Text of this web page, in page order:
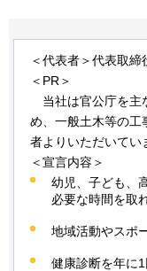
＜代表者＞代表取締
＜PR＞
当社は官公庁を主
め、一般土木等の工
者よりいただいてい
＜宣言内容＞
幼児、子ども、
必要な時間を取
地域活動やスポ
健康診断を年に